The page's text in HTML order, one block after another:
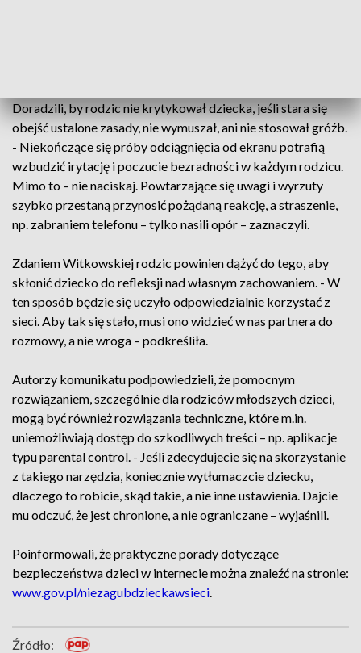
Doradzili, by rodzic nie krytykował dziecka, jeśli stara się
obejść ustalone zasady, nie wymuszał, ani nie stosował gróźb.
- Niekończące się próby odciągnięcia od ekranu potrafią
wzbudzić irytację i poczucie bezradności w każdym rodzicu.
Mimo to – nie naciskaj. Powtarzające się uwagi i wyrzuty
szybko przestaną przynosić pożądaną reakcję, a straszenie,
np. zabraniem telefonu – tylko nasili opór – zaznaczyli.
Zdaniem Witkowskiej rodzic powinien dążyć do tego, aby
skłonić dziecko do refleksji nad własnym zachowaniem. - W
ten sposób będzie się uczyło odpowiedzialnie korzystać z
sieci. Aby tak się stało, musi ono widzieć w nas partnera do
rozmowy, a nie wroga – podkreśliła.
Autorzy komunikatu podpowiedzieli, że pomocnym
rozwiązaniem, szczególnie dla rodziców młodszych dzieci,
mogą być również rozwiązania techniczne, które m.in.
uniemożliwiają dostęp do szkodliwych treści – np. aplikacje
typu parental control. - Jeśli zdecydujecie się na skorzystanie
z takiego narzędzia, koniecznie wytłumaczcie dziecku,
dlaczego to robicie, skąd takie, a nie inne ustawienia. Dajcie
mu odczuć, że jest chronione, a nie ograniczane – wyjaśnili.
Poinformowali, że praktyczne porady dotyczące
bezpieczeństwa dzieci w internecie można znaleźć na stronie:
www.gov.pl/niezagubdzieckawsieci.
Źródło: